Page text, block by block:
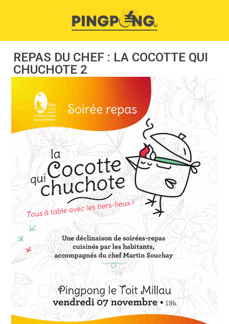
REPAS DU CHEF : LA COCOTTE QUI
CHUCHOTE 2